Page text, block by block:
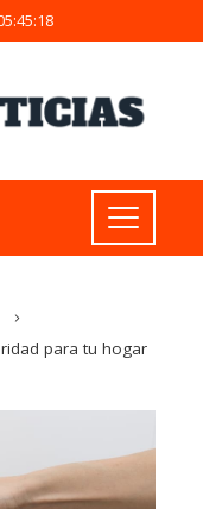
para tu hogar